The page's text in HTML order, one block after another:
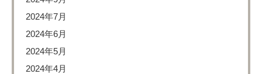
2024年7月
2024年6月
2024年5月
2024年4月